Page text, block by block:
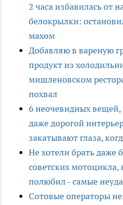
2 часа избавилась от
белокрылки:
махом
Добавляю в вареную
продукт из
мишленовском
похвал
6 неочевидных вещей,
даже дорогой
закатывают глаза,
Не хотели брать даже
советских мотоцикла,
полюбил - самые
Сотовые операторы